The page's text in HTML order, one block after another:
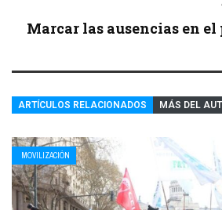
Marcar las ausencias en
ARTÍCULOS RELACIONADOS MÁS DEL
MOVILIZACIÓN